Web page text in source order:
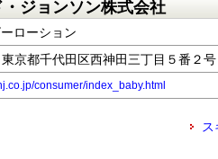
ジョンソン株式会社
ローション
京都千代田区西神田三丁目５番２号
consumer/index_baby.html